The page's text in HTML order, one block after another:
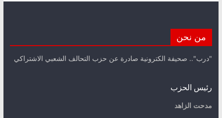
من نحن
"درب".. صحيفة الكترونية صادرة عن حزب التحالف الشعبي الاشتراكي
رئيس الحزب
مدحت الزاهد